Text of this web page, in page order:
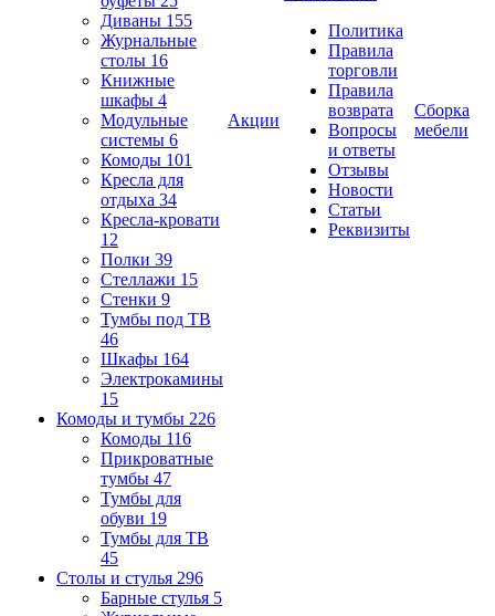
Диваны 155
Журнальные
столы 16
Книжные
шкафы 4
Модульные
системы 6
Комоды 101
Кресла для
отдыха 34
Кресла-кровати
12
Полки 39
Стеллажи 15
Стенки 9
Тумбы под ТВ
46
Шкафы 164
Электрокамины
15
Комоды и тумбы 226
Комоды 116
Прикроватные
тумбы 47
Тумбы для
обуви 19
Тумбы для ТВ
45
Столы и стулья 296
Барные стулья 5
Акции
Политика
Правила
торговли
Правила
возврата
Вопросы
и ответы
Отзывы
Новости
Статьи
Реквизиты
Сборка
мебели